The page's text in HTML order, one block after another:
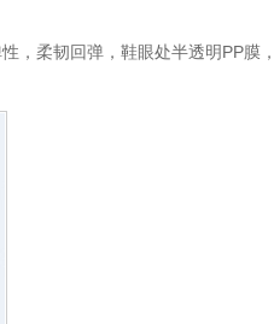
，柔韧回弹，鞋眼处半透明PP膜，
优惠券与京东返利红包！